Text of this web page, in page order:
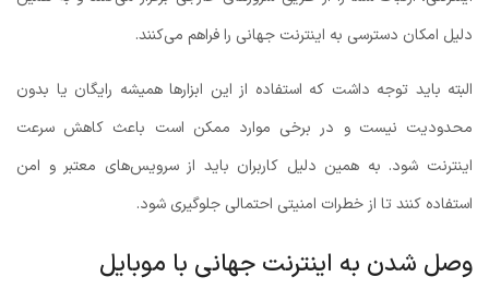
دلیل امکان دسترسی به اینترنت جهانی را فراهم می‌کنند.
البته باید توجه داشت که استفاده از این ابزارها همیشه رایگان یا بدون
محدودیت نیست و در برخی موارد ممکن است باعث کاهش سرعت
اینترنت شود. به همین دلیل کاربران باید از سرویس‌های معتبر و امن
استفاده کنند تا از خطرات امنیتی احتمالی جلوگیری شود.
وصل شدن به اینترنت جهانی با موبایل